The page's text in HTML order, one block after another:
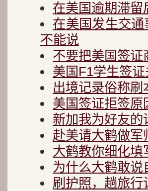
在美国逾期滞留
在美国发生交
不能说
不要把美国签
美国F1学生签
出境记录俗称
美国签证拒签
新加我为好友的
赴美请大鹤做
大鹤教你细化
为什么大鹤敢
刷护照，趟旅